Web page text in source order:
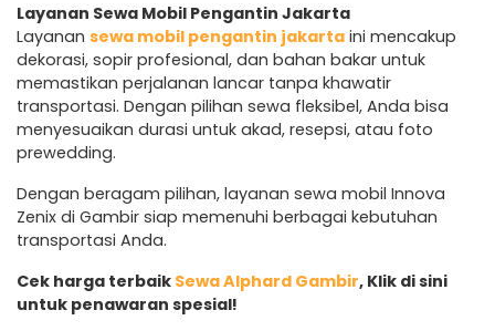
Layanan Sewa Mobil Pengantin Jakarta
Layanan sewa mobil pengantin jakarta ini mencakup
dekorasi, sopir profesional, dan bahan bakar untuk
memastikan perjalanan lancar tanpa khawatir
transportasi. Dengan pilihan sewa fleksibel, Anda bisa
menyesuaikan durasi untuk akad, resepsi, atau foto
prewedding.
Dengan beragam pilihan, layanan sewa mobil Innova
Zenix di Gambir siap memenuhi berbagai kebutuhan
transportasi Anda.
Cek harga terbaik Sewa Alphard Gambir, Klik di sini
untuk penawaran spesial!